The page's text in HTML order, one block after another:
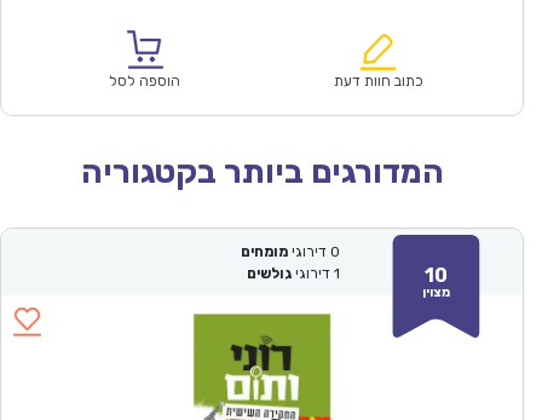
₪61.00.
הוא:
כתוב חוות דעת הוספה לסל
המדורגים ביותר בקטגוריה
10
מצוין
0 דירוגי מומחים
1 דירוגי גולשים